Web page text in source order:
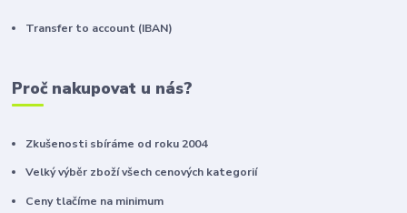
Transfer to account (IBAN)
Proč nakupovat u nás?
Zkušenosti sbíráme od roku 2004
Velký výběr zboží všech cenových kategorií
Ceny tlačíme na minimum